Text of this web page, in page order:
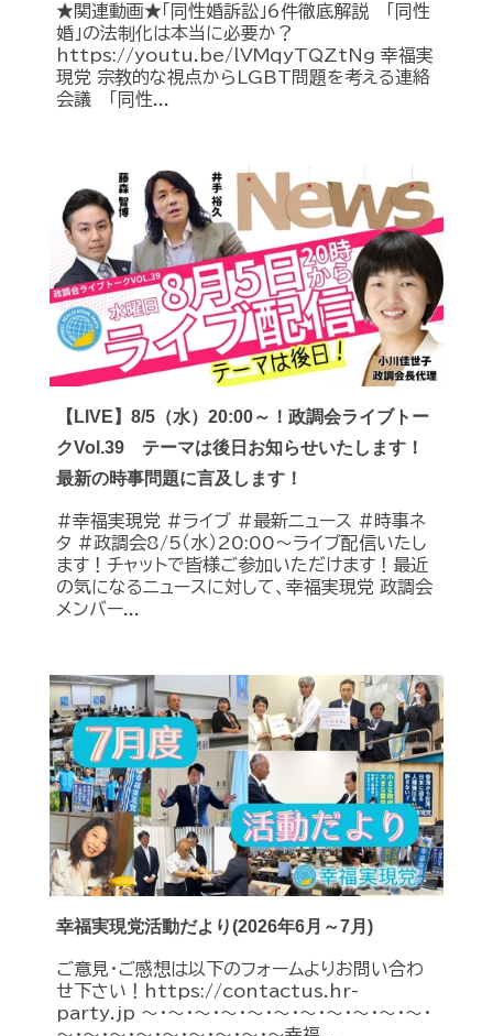
★関連動画★「同性婚訴訟」6件徹底解説 「同性
婚」の法制化は本当に必要か？
https://youtu.be/lVMqyTQZtNg 幸福実
現党 宗教的な視点からLGBT問題を考える連絡
会議 「同性...
【LIVE】8/5（水）20:00～！政調会ライブトー
クVol.39 テーマは後日お知らせいたします！
最新の時事問題に言及します！
#幸福実現党 #ライブ #最新ニュース #時事ネ
タ #政調会8/5（水）20:00～ライブ配信いたし
ます！チャットで皆様ご参加いただけます！最近
の気になるニュースに対して、幸福実現党 政調会
メンバー...
幸福実現党活動だより(2026年6月～7月)
ご意見・ご感想は以下のフォームよりお問い合わ
せ下さい！https://contactus.hr-
party.jp ～・～・～・～・～・～・～・～・～・～・～・